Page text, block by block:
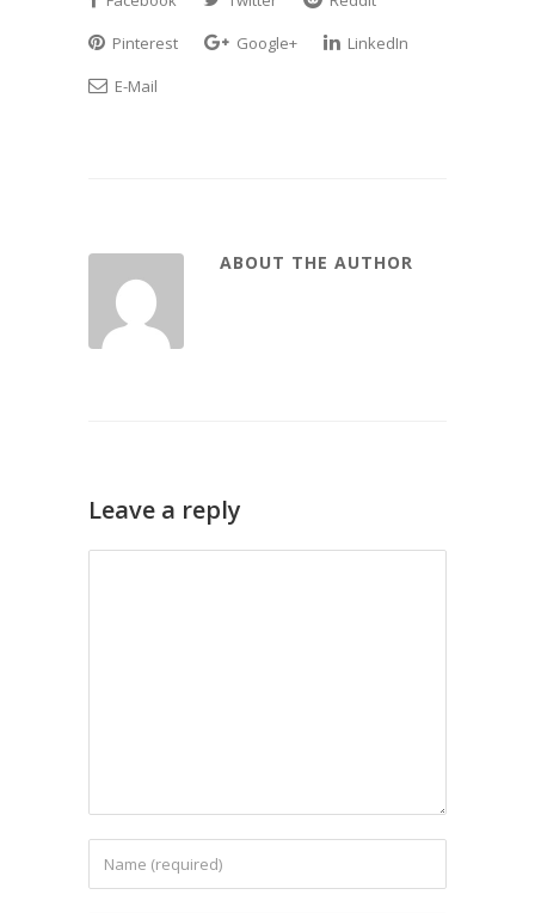
Pinterest
Google+
LinkedIn
E-Mail
ABOUT THE AUTHOR
Leave a reply